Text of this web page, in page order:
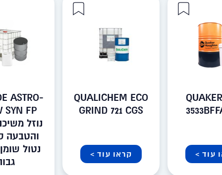
עוד >
QUALICHEM ECO
GRIND 721 CGS
קראו עוד >
ASTRO-
SYN FP
נוזל
והטבעה
נטול